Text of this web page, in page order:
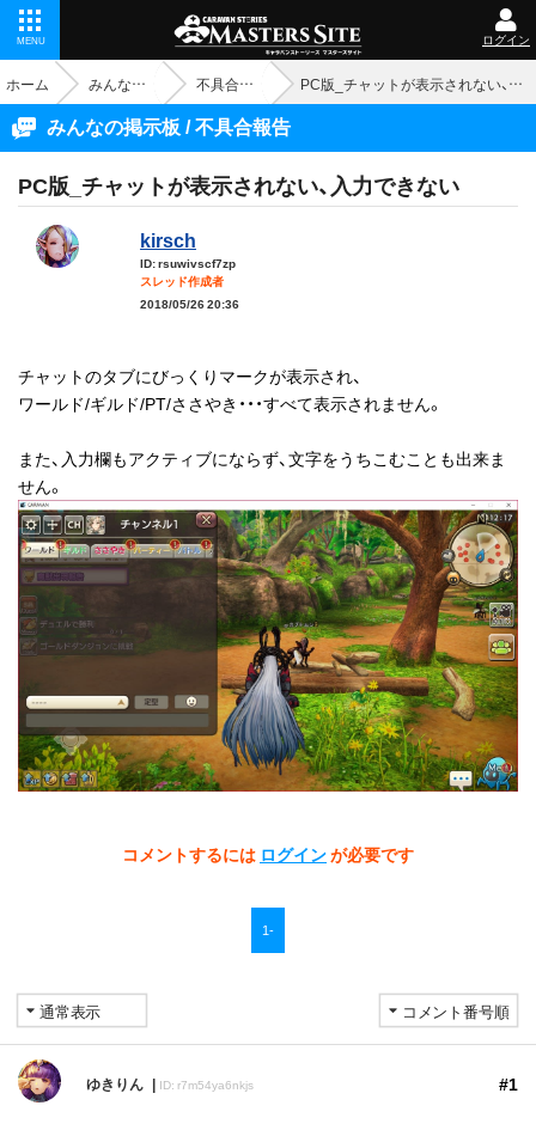
MENU ログイン
ホーム みんなの掲示板 不具合報告 PC版_チャットが表示されない、入力できない
みんなの掲示板 / 不具合報告
PC版_チャットが表示されない、入力できない
kirsch
ID: rsuwivscf7zp
スレッド作成者
2018/05/26 20:36
チャットのタブにびっくりマークが表示され、
ワールド/ギルド/PT/ささやき・・・すべて表示されません。
また、入力欄もアクティブにならず、文字をうちこむことも出来ま
せん。
コメントするには ログインが必要です
1-
ゆきりん ID: r7m54ya6nkjs #1